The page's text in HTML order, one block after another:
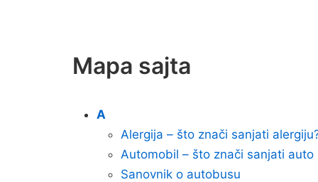
Mapa sajta
A
Alergija – što znači sanjati
Automobil – što znači sanjati auto
Sanovnik o autobusu